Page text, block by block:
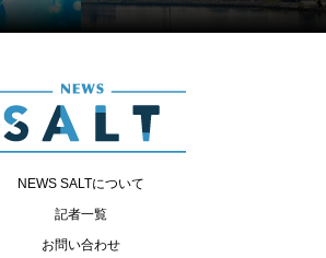
NEWS SALTについて
記者一覧
お問い合わせ